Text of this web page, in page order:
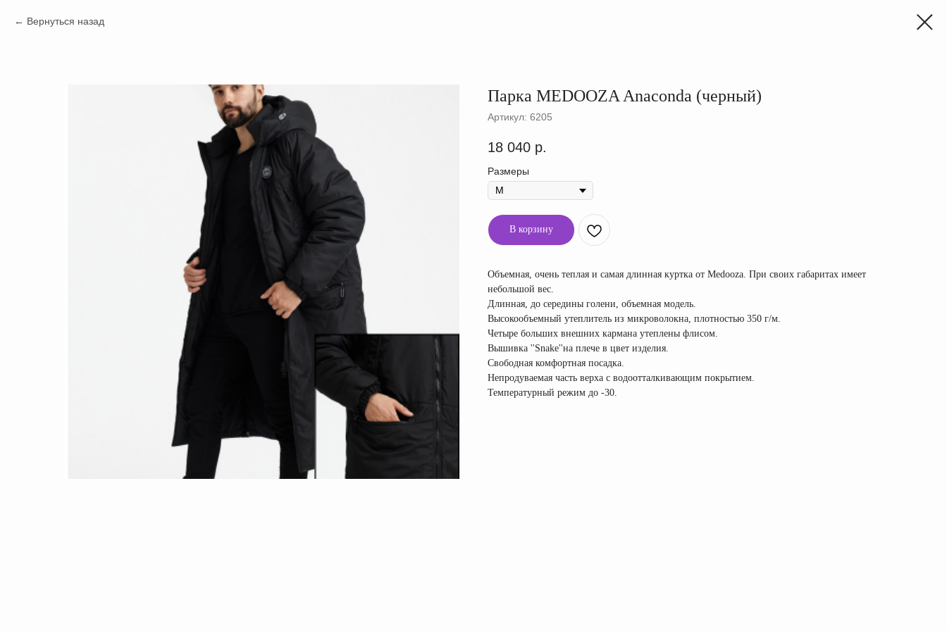
Вернуться назад
Парка MEDOOZA Anaconda (черный)
Артикул: 6205
18 040 р.
Размеры
В корзину
Объемная, очень теплая и самая длинная куртка от Medooza. При своих габаритах имеет
небольшой вес.
Длинная, до середины голени, объемная модель.
Высокообъемный утеплитель из микроволокна, плотностью 350 г/м.
Четыре больших внешних кармана утеплены флисом.
Вышивка ''Snake''на плече в цвет изделия.
Свободная комфортная посадка.
Непродуваемая часть верха с водоотталкивающим покрытием.
Температурный режим до -30.